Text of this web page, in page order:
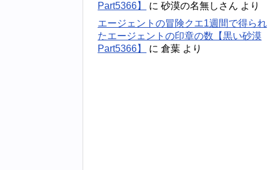
Part5366】
に 砂漠の名無しさん より
エージェントの冒険クエ1週間で得られ
たエージェントの印章の数【黒い砂漠
Part5366】
に 倉葉 より